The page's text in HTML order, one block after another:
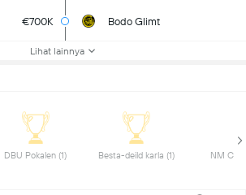
€700K Bodo Glimt
Lihat lainnya
Besta-deild karla (1)